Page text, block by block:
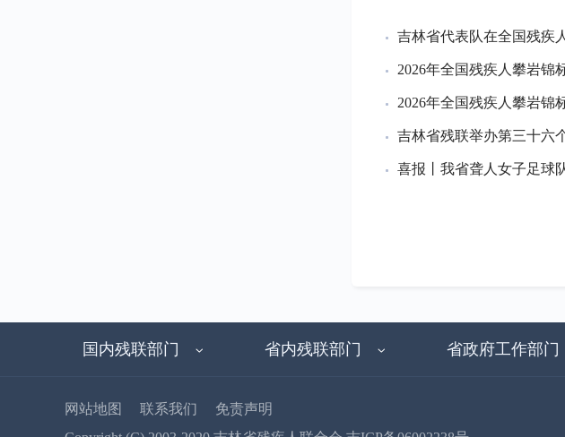
吉林省代表队在全国残疾
2026年全国残疾人攀岩锦
2026年全国残疾人攀岩锦
吉林省残联举办第三十六
喜报丨我省聋人女子足球
国内残联部门 省内残联部门 省政府工作部门
网站地图 联系我们
免责声明